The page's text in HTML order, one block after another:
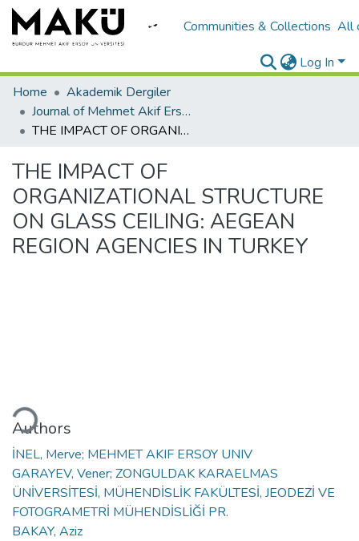
Communities & Collections All
Log In
Home
Akademik Dergiler
Journal of Mehmet Akif Ersoy University Economics and Administrative Sciences Faculty
THE IMPACT OF ORGANIZATIONAL STRUCTURE ON GLASS CEILING: AEGEAN REGION AGENCIES IN TURKEY
THE IMPACT OF
ORGANIZATIONAL STRUCTURE
ON GLASS CEILING: AEGEAN
REGION AGENCIES IN TURKEY
Authors
İNEL, Merve; MEHMET AKIF ERSOY UNIV
GARAYEV, Vener; ZONGULDAK KARAELMAS
ÜNİVERSİTESİ, MÜHENDİSLİK FAKÜLTESİ, JEODEZİ VE
FOTOGRAMETRİ MÜHENDİSLİĞİ PR.
BAKAY, Aziz